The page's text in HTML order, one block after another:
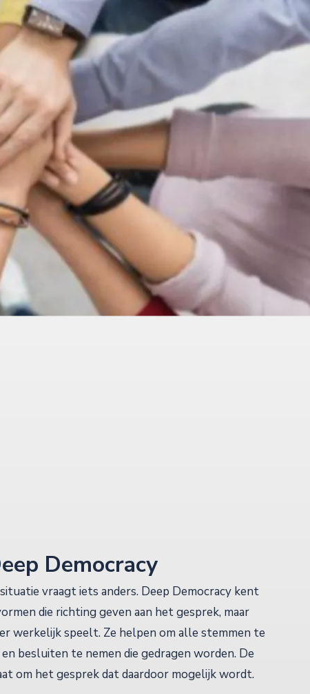
Democracy
vraagt iets anders. Deep Democracy kent
die richting geven aan het gesprek, maar
werkelijk speelt. Ze helpen om alle stemmen te
besluiten te nemen die gedragen worden. De
om het gesprek dat daardoor mogelijk wordt.